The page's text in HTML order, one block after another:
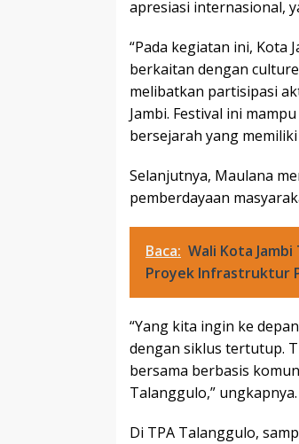
apresiasi internasional,
“Pada kegiatan ini, Kota
berkaitan dengan
melibatkan partisipasi
Jambi. Festival ini
bersejarah yang
Selanjutnya, Maulana
pemberdayaan
Baca: Wali Kota
Proyek Infrastruktur
“Yang kita ingin ke
dengan siklus tertutup.
bersama berbasis
Talanggulo,” ungkapnya.
Di TPA Talanggulo,